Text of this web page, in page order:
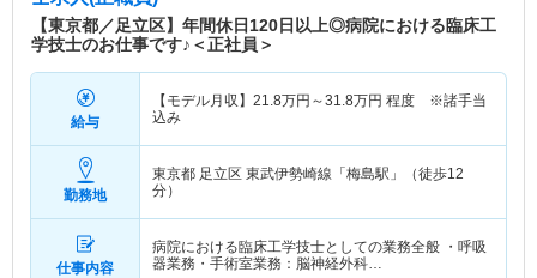
健施設しらさぎ ・介護老人保険施設はくちょう ・
グループホームすずめのお宿・本木 ・グループホ
ームすずめのお宿・西新井 ・かなりやデイサービ
スセンター ・こまどりデイサービスセンター ・う
ぐいすデイサービスセンター ・おしどりデイサー
ビスセンター ・かわせみデイサービスセンター ・
おおるりデイサービスセンター ・らいちょうデイ
サービスセンター ・在宅総合支援センターふくろ
う ・足立区地域包括支援センター本木関原 ・居宅
介護支援センターはやぶさ ・本木・関原居宅介護
支援センター ・滝野川はくちょう高齢者あんしん
【東京都／足立区】年間休日120日以上◎病院における臨床工
学技士のお仕事です♪＜正社員＞
給与
【モデル月収】 21.8万円～31.8万円 程度 ※諸手当
込み
勤務地
東京都 足立区 東武伊勢崎線「梅島駅」（徒歩12
分）
仕事内容
病院における臨床工学技士としての業務全般 ・呼吸
器業務・手術室業務：脳神経外科…